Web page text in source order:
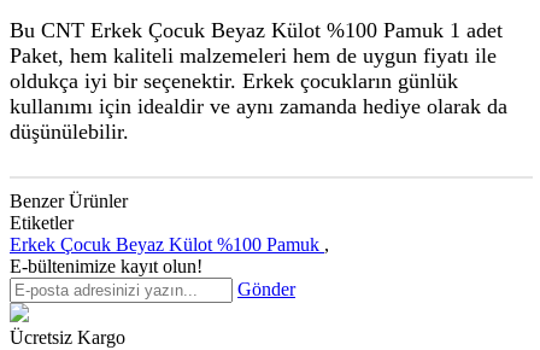
Bu CNT Erkek Çocuk Beyaz Külot %100 Pamuk 1 adet
Paket, hem kaliteli malzemeleri hem de uygun fiyatı ile
oldukça iyi bir seçenektir. Erkek çocukların günlük
kullanımı için idealdir ve aynı zamanda hediye olarak da
düşünülebilir.
Benzer Ürünler
Etiketler
Erkek Çocuk Beyaz Külot %100 Pamuk ,
E-bültenimize kayıt olun!
Gönder
Ücretsiz Kargo